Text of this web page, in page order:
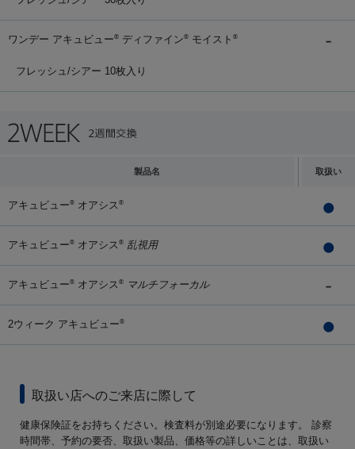
ワンデー アキュビュー® ディファイン® モイスト ®
フレッシュ/シアー 10枚入り
製品名 取扱い
アキュビュー® オアシス ®
アキュビュー® オアシス ® 乱視用
アキュビュー® オアシス ® マルチフォーカル
2ウィーク アキュビュー®
取扱い店へのご来店に際して
健康保険証をお持ちください。検査料が別途必要になります。 診察
時間帯、予約の要否、取扱い製品、価格等の詳しいことは、取扱い